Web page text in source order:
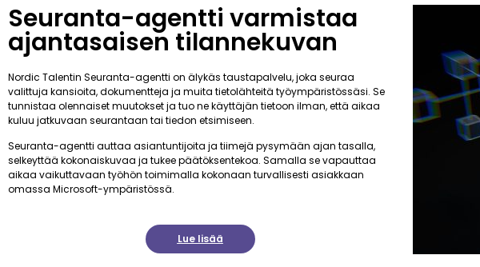
Seuranta-agentti varmistaa
ajantasaisen tilannekuvan
Nordic Talentin Seuranta-agentti on älykäs taustapalvelu, joka seuraa
valittuja kansioita, dokumentteja ja muita tietolähteitä työympäristössäsi. Se
tunnistaa olennaiset muutokset ja tuo ne käyttäjän tietoon ilman, että aikaa
kuluu jatkuvaan seurantaan tai tiedon etsimiseen.
Seuranta-agentti auttaa asiantuntijoita ja tiimejä pysymään ajan tasalla,
selkeyttää kokonaiskuvaa ja tukee päätöksentekoa. Samalla se vapauttaa
aikaa vaikuttavaan työhön toimimalla kokonaan turvallisesti asiakkaan
omassa Microsoft-ympäristössä.
Lue lisää